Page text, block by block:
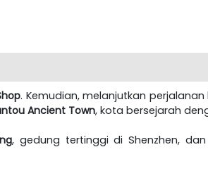
. Kemudian, melanjutkan perjalanan
Ancient Town, kota bersejarah
, gedung tertinggi di Shenzhen,